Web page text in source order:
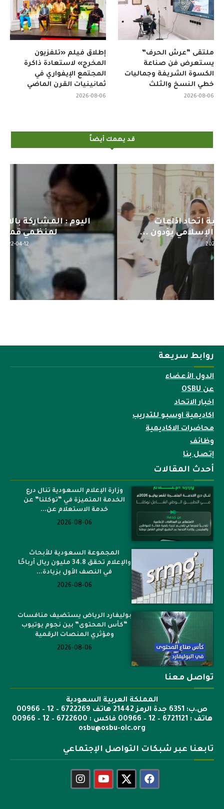
إطلاق فيلم «تلفزيون
المخرج» لاستعادة ذاكرة
المجتمع الإيفواري في
ثمانينيات القرن الماضي
2026-08-06
ملتقى “عرش الحرف”
يستعرض فن صناعة
الكسوة الشريفة وجماليات
خطي النسخ والثلث
2026-08-06
قد يهمك أيضاً
اليوم : المشاركة بالاجتماع التحضيري
لمنظمي قمة اسيا...
2022-04-12
روابط سريعة
الدول الأعضاء
عن OSBU
اخبار الاتحاد
اكاديمية اوسبو للتدريب
محاضرات الاكاديمية
وظائف
إتصل بنا
أحدث المقالات
وزارة الإعلام السعودية تنال درع
الخدمة المتميزة في “توكلنا” عن
خدمة الاستعلام عن...
2026-08-06
المجموعة السعودية للأبحاث
والإعلام تحقق 34.8 مليون ريال أرباحًا
في النصف الأول بزيادة...
2026-08-06
بوليفارد الرياض يستضيف منافسات
“كأس المحتوى” بين نجوم يوتيوب
ومؤثري المنصات الرقمية
2026-08-06
تواصل معنا
المملكة العربية السعودية
ص.ب: 6351 جدة الرمز 21442 هاتف 6722269 – 12 – 00966
هاتف : 6721121 – 12 – 00966 فاكس : 6722600 – 12 – 00966
osbu@osbu-oic.org
تابعنا عبر شبكات التواصل الإجتماعي